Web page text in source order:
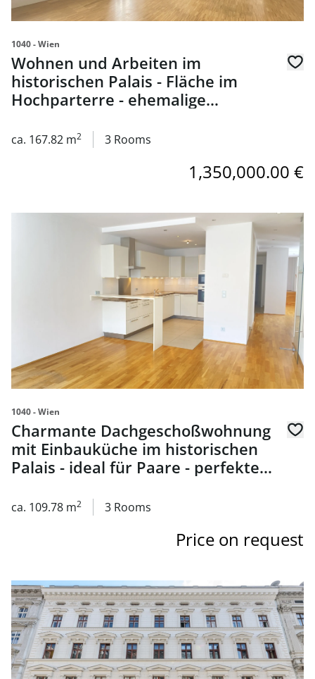
1040 - Wien
Wohnen und Arbeiten im
historischen Palais - Fläche im
Hochparterre - ehemalige
zu kaufen in 1040 Wien
ca. 167.82 m2 3 Rooms
1,350,000.00 €
link to page Charmante Dachgeschoßwohnung mit
1040 - Wien
Charmante Dachgeschoßwohnung
mit Einbauküche im historischen
Palais - ideal für Paare - perfekte
Wien
ca. 109.78 m2 3 Rooms
Price on request
link to page Stilvolle Büro-Residenz auf der Bel Etage in